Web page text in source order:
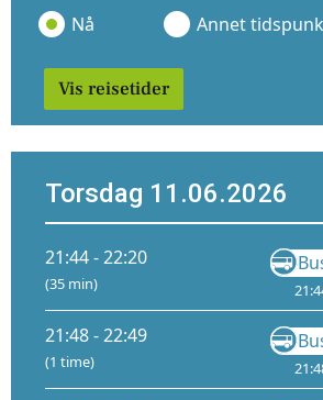
Nå Annet
Vis reisetider
Torsdag 11.06.2026
21:44 - 22:20
(35 min)
21:48 - 22:49
(1 time)